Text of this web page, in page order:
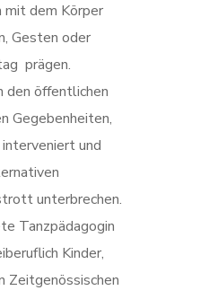
mit dem Körper
Gesten oder
prägen.
den öffentlichen
Gegebenheiten,
und
unterbrechen.
Tanzpädagogin
Kinder,
Zeitgenössischen